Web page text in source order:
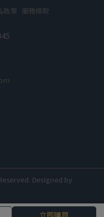
立即購買
政策 服務條款
Designed by